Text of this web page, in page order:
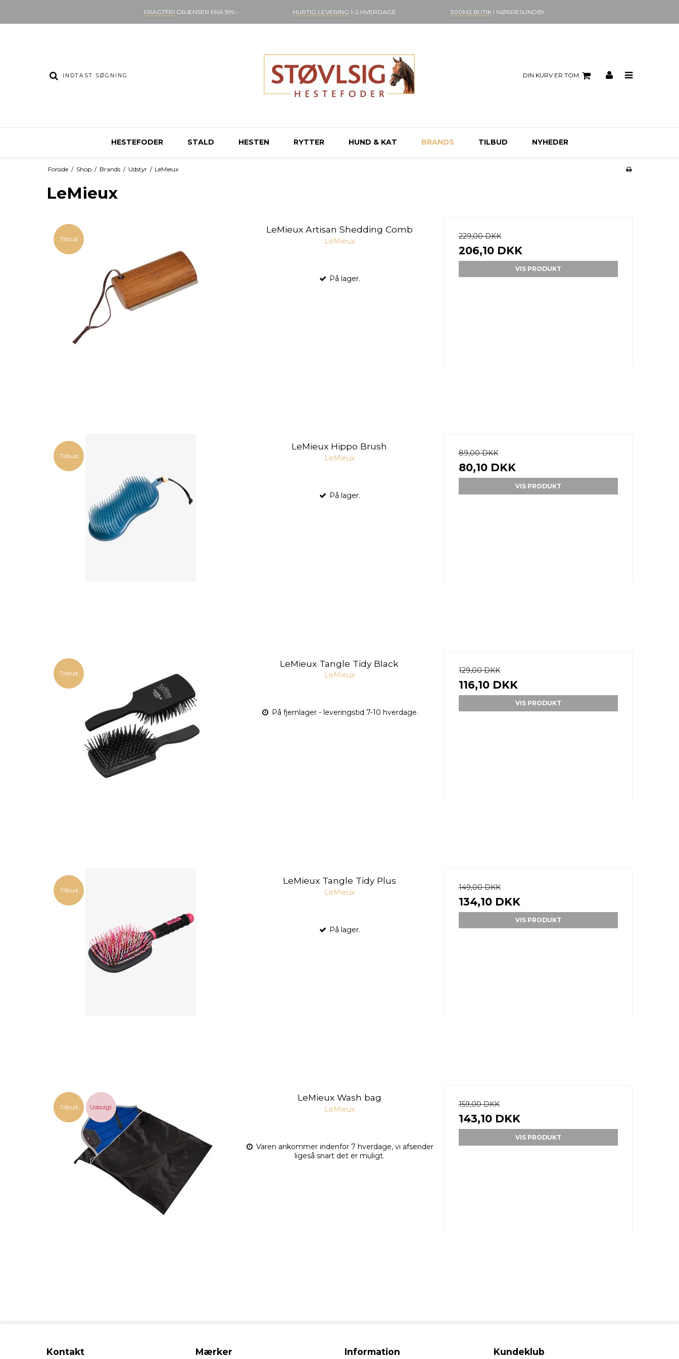
FRAGTFRI GRÆNSER FRA 599,- HURTIG LEVERING 1-2 HVERDAGE 300M2 BUTIKI NØRRESUNDBY
DIN KURV ER TOM
HESTEFODER STALD HESTEN RYTTER HUND & KAT BRANDS TILBUD NYHEDER
Forside / Shop / Brands / Udstyr / LeMieux
LeMieux
Tilbud
LeMieux Artisan Shedding Comb
LeMieux
På lager.
229,00 DKK
206,10 DKK
VIS PRODUKT
Tilbud
LeMieux Hippo Brush
LeMieux
På lager.
89,00 DKK
80,10 DKK
VIS PRODUKT
Tilbud
LeMieux Tangle Tidy Black
LeMieux
På fjernlager - leveringstid 7-10 hverdage.
129,00 DKK
116,10 DKK
VIS PRODUKT
Tilbud
LeMieux Tangle Tidy Plus
LeMieux
På lager.
149,00 DKK
134,10 DKK
VIS PRODUKT
Tilbud Udsolgt
LeMieux Wash bag
LeMieux
Varen ankommer indenfor 7 hverdage, vi afsender
ligeså snart det er muligt.
159,00 DKK
143,10 DKK
VIS PRODUKT
Kontakt Mærker Information Kundeklub